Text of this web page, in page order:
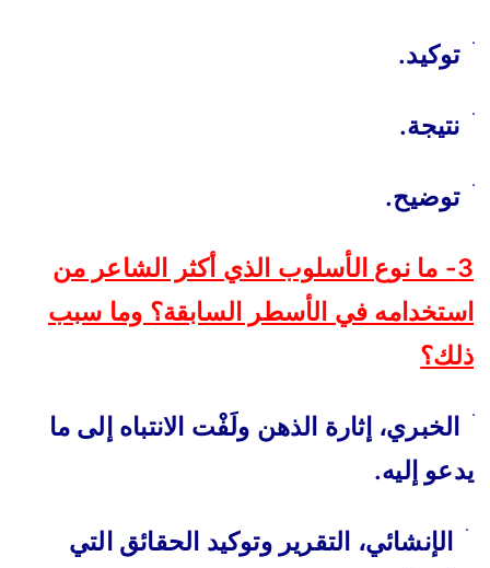
ׄ توكيد.
ׄ نتيجة.
ׄ توضيح.
3- ما نوع الأسلوب الذي أكثر الشاعر من
استخدامه في الأسطر السابقة؟ وما سبب
ذلك؟
ׄ الخبري، إثارة الذهن ولَفْت الانتباه إلى ما
يدعو إليه.
ׄ الإنشائي، التقرير وتوكيد الحقائق التي